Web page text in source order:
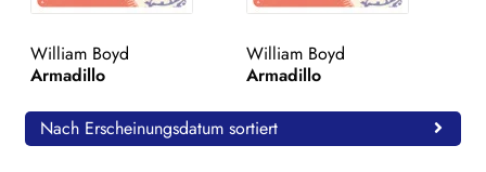
Search:
William Boyd
Armadillo
William Boyd
Armadillo
Nach Erscheinungsdatum sortiert